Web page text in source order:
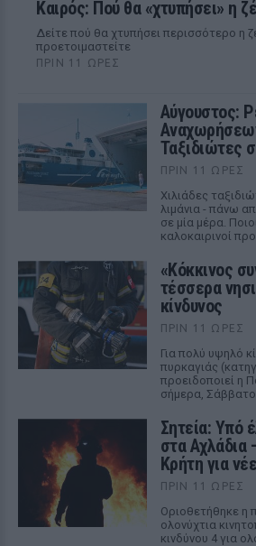
Καιρός: Πού θα «χτυπήσει» η
Δείτε πού θα χτυπήσει περισσότερο η
προετοιμαστείτε
ΠΡΙΝ 11 ΏΡΕΣ
Αύγουστος:
Ταξιδιώτες
ΠΡΙΝ 11 ΏΡΕΣ
Χιλιάδες
λιμάνια - πάνω
σε μία μέρα.
καλοκαιρινοί
«Κόκκινος
τέσσερα
κίνδυνος
ΠΡΙΝ 11 ΏΡΕΣ
Για πολύ υψηλό
πυρκαγιάς
προειδοποιεί η
σήμερα, Σάββατο
Σητεία: Υπό
στα Αχλάδια
Κρήτη για
ΠΡΙΝ 11 ΏΡΕΣ
Οριοθετήθηκε η
ολονύχτια
κινδύνου 4 για